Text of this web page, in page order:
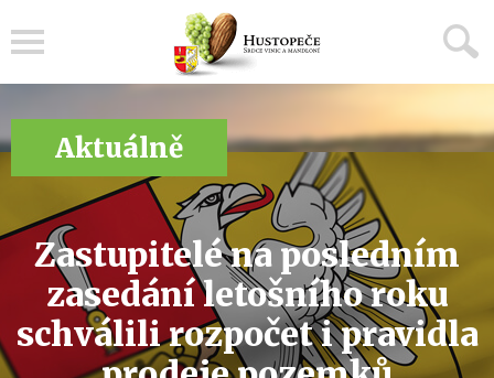
Aktuálně
Zastupitelé na posledním
zasedání letošního roku
schválili rozpočet i pravidla